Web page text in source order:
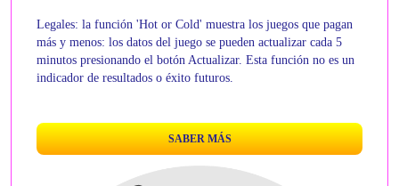
Legales: la función 'Hot or Cold' muestra los juegos que pagan
más y menos: los datos del juego se pueden actualizar cada 5
minutos presionando el botón Actualizar. Esta función no es un
indicador de resultados o éxito futuros.
SABER MÁS